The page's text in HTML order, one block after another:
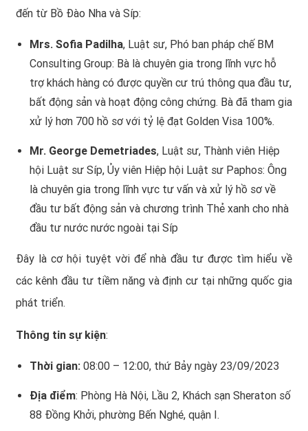
đến từ Bồ Đào Nha và Síp:
Mrs. Sofia Padilha, Luật sư, Phó ban pháp chế BM
Consulting Group: Bà là chuyên gia trong lĩnh vực hỗ
trợ khách hàng có được quyền cư trú thông qua đầu tư,
bất động sản và hoạt động công chứng. Bà đã tham gia
xử lý hơn 700 hồ sơ với tỷ lệ đạt Golden Visa 100%.
Mr. George Demetriades, Luật sư, Thành viên Hiệp
hội Luật sư Síp, Ủy viên Hiệp hội Luật sư Paphos: Ông
là chuyên gia trong lĩnh vực tư vấn và xử lý hồ sơ về
đầu tư bất động sản và chương trình Thẻ xanh cho nhà
đầu tư nước nước ngoài tại Síp
Đây là cơ hội tuyệt vời để nhà đầu tư được tìm hiểu về
các kênh đầu tư tiềm năng và định cư tại những quốc gia
phát triển.
Thông tin sự kiện:
Thời gian: 08:00 – 12:00, thứ Bảy ngày 23/09/2023
Địa điểm: Phòng Hà Nội, Lầu 2, Khách sạn Sheraton số
88 Đồng Khởi, phường Bến Nghé, quận I.